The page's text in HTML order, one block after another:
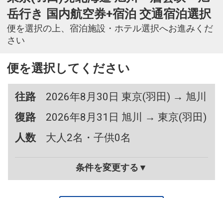
岳行き 国内航空券+宿泊 交通宿泊選択
便を選択の上、宿泊施設・ホテル選択へお進みくだ
さい
便を選択してください
往路
2026年8月30日 東京(羽田) → 旭川
復路
2026年8月31日 旭川 → 東京(羽田)
人数
大人2名・子供0名
条件を変更する▼